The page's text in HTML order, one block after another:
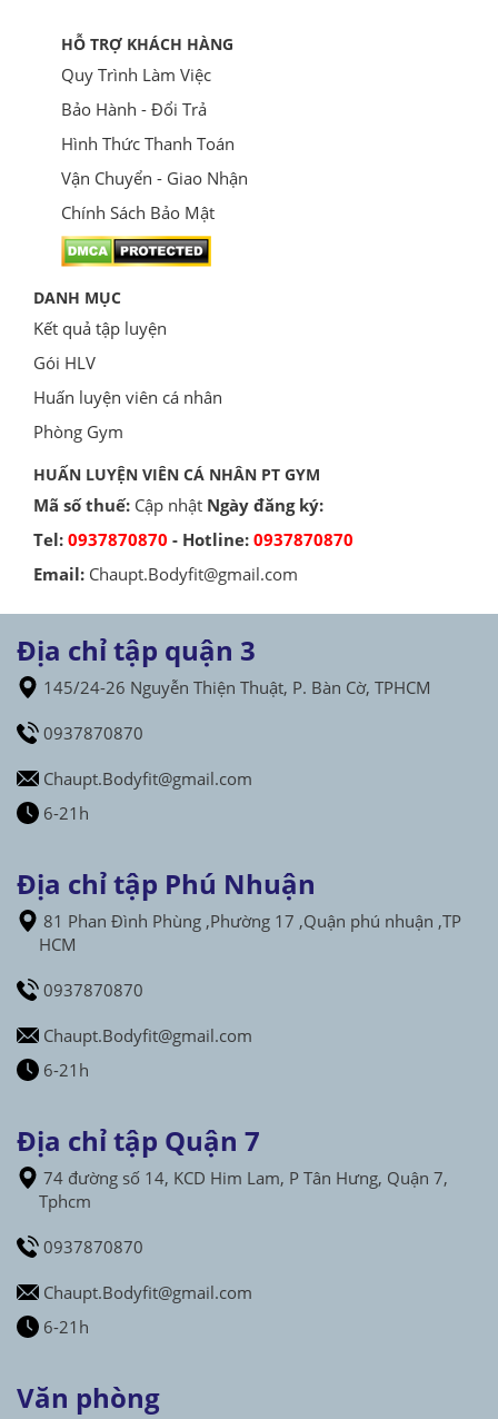
HỖ TRỢ KHÁCH HÀNG
Quy Trình Làm Việc
Bảo Hành - Đổi Trả
Hình Thức Thanh Toán
Vận Chuyển - Giao Nhận
Chính Sách Bảo Mật
DANH MỤC
Kết quả tập luyện
Gói HLV
Huấn luyện viên cá nhân
Phòng Gym
HUẤN LUYỆN VIÊN CÁ NHÂN PT GYM
Mã số thuế: Cập nhật Ngày đăng ký:
Tel: 0937870870 - Hotline: 0937870870
Email: Chaupt.Bodyfit@gmail.com
Địa chỉ tập quận 3
145/24-26 Nguyễn Thiện Thuật, P. Bàn Cờ, TPHCM
0937870870
Chaupt.Bodyfit@gmail.com
6-21h
Địa chỉ tập Phú Nhuận
81 Phan Đình Phùng ,Phường 17 ,Quận phú nhuận ,TP
HCM
0937870870
Chaupt.Bodyfit@gmail.com
6-21h
Địa chỉ tập Quận 7
74 đường số 14, KCD Him Lam, P Tân Hưng, Quận 7,
Tphcm
0937870870
Chaupt.Bodyfit@gmail.com
6-21h
Văn phòng